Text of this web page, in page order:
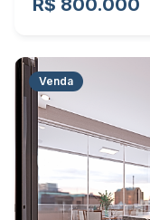
R$ 800.000
Venda